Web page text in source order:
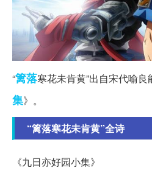
“篱落寒花未肯黄”出自宋代喻
集》。
“篱落寒花未肯黄”全诗
《九日亦好园小集》